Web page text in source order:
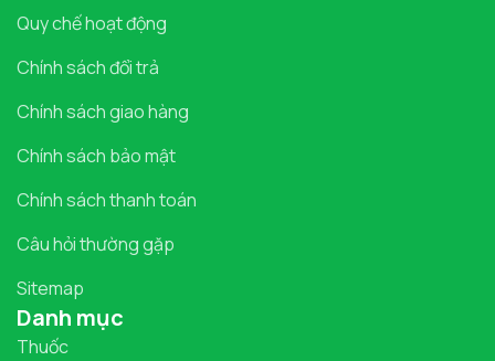
Quy chế hoạt động
Chính sách đổi trả
Chính sách giao hàng
Chính sách bảo mật
Chính sách thanh toán
Câu hỏi thường gặp
Sitemap
Danh mục
Thuốc